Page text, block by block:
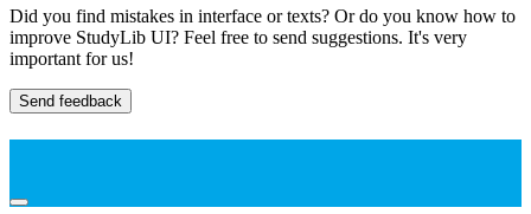
Did you find mistakes in interface or texts? Or do you know how to
improve StudyLib UI? Feel free to send suggestions. It's very
important for us!
Send feedback